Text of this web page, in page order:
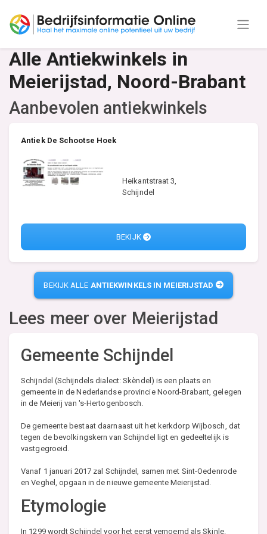
Alle Antiekwinkels in
Meierijstad, Noord-Brabant
Aanbevolen antiekwinkels
Antiek De Schootse Hoek
Heikantstraat 3,
Schijndel
BEKIJK
BEKIJK ALLE ANTIEKWINKELS IN MEIERIJSTAD
Lees meer over Meierijstad
Gemeente Schijndel
Schijndel (Schijndels dialect: Skèndel) is een plaats en
gemeente in de Nederlandse provincie Noord-Brabant, gelegen
in de Meierij van 's-Hertogenbosch.
De gemeente bestaat daarnaast uit het kerkdorp Wijbosch, dat
tegen de bevolkingskern van Schijndel ligt en gedeeltelijk is
vastgegroeid.
Vanaf 1 januari 2017 zal Schijndel, samen met Sint-Oedenrode
en Veghel, opgaan in de nieuwe gemeente Meierijstad.
Etymologie
In 1299 wordt Schijndel voor het eerst vernoemd als Skinle.